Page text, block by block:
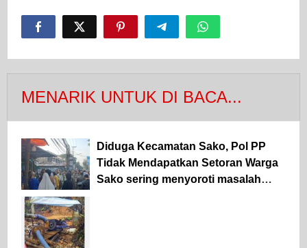
MENARIK UNTUK DI BACA...
Diduga Kecamatan Sako, Pol PP
Tidak Mendapatkan Setoran Warga
Sako sering menyoroti masalah